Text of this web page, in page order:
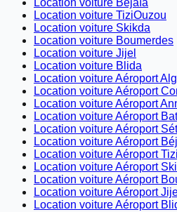
Location voiture Béjaïa
Location voiture TiziOuzou
Location voiture Skikda
Location voiture Boumerdes
Location voiture Jijel
Location voiture Blida
Location voiture Aéroport
Location voiture Aéroport
Location voiture Aéroport
Location voiture Aéroport
Location voiture Aéroport
Location voiture Aéroport
Location voiture Aéroport
Location voiture Aéroport
Location voiture Aéroport
Location voiture Aéroport
Location voiture Aéroport